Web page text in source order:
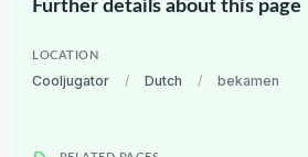
Further details about this page
LOCATION
Cooljugator / Dutch / bekamen